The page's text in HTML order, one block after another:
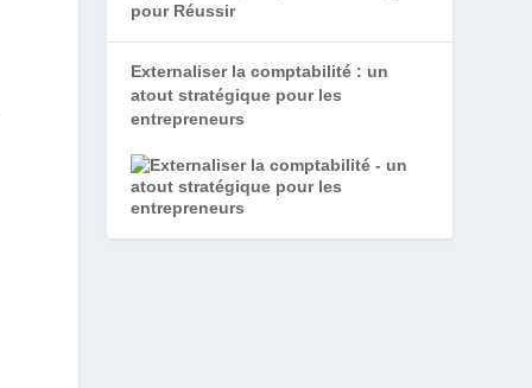
Externaliser la comptabilité : un
atout stratégique pour les
entrepreneurs